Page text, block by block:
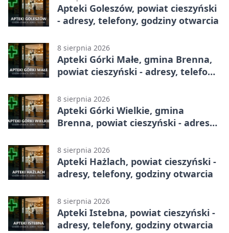
Apteki Goleszów, powiat cieszyński
- adresy, telefony, godziny otwarcia
8 sierpnia 2026
Apteki Górki Małe, gmina Brenna,
powiat cieszyński - adresy, telefony,
8 sierpnia 2026
Apteki Górki Wielkie, gmina
Brenna, powiat cieszyński - adresy,
8 sierpnia 2026
Apteki Hażlach, powiat cieszyński -
adresy, telefony, godziny otwarcia
8 sierpnia 2026
Apteki Istebna, powiat cieszyński -
adresy, telefony, godziny otwarcia